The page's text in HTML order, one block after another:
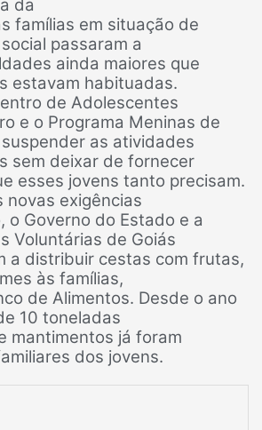
da
famílias em situação de
passaram a
ainda maiores que
estavam habituadas.
de Adolescentes
e o Programa Meninas de
as atividades
sem deixar de fornecer
esses jovens tanto precisam.
novas exigências
o Governo do Estado e a
Voluntárias de Goiás
a distribuir cestas com frutas,
às famílias,
de Alimentos. Desde o ano
10 toneladas
mantimentos já foram
dos jovens.